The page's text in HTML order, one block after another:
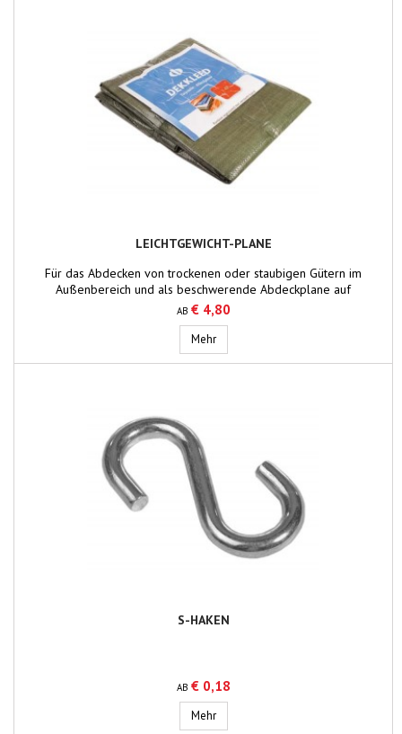
LEICHTGEWICHT-PLANE
Für das Abdecken von trockenen oder staubigen Gütern im
Außenbereich und als beschwerende Abdeckplane auf
Schiffen.Materialien: HDPE, High Density Polyethylen-Gewebe, 2-
seitig beschichtet mit LDPE (Low Density Polyethylen mit 30
Mikrometern mit Polyethylen)Aufbau: 10 x 10 Bänder pro
QuadratzollGewicht: ca. 100 g pro m²Verarbeitung: Kauschen in
AB € 4,80
MehrLeichtgewicht-Plane
S-HAKEN
AB € 0,18
MehrS-Haken